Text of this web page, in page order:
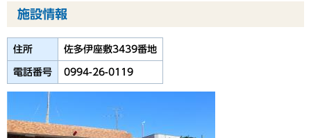
施設情報
住所 佐多伊座敷3439番地
電話番号 0994-26-0119